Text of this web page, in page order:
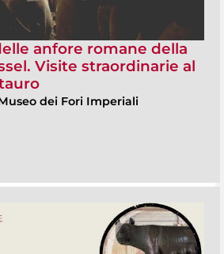
anfore romane della
Visite straordinarie al
dei Fori Imperiali